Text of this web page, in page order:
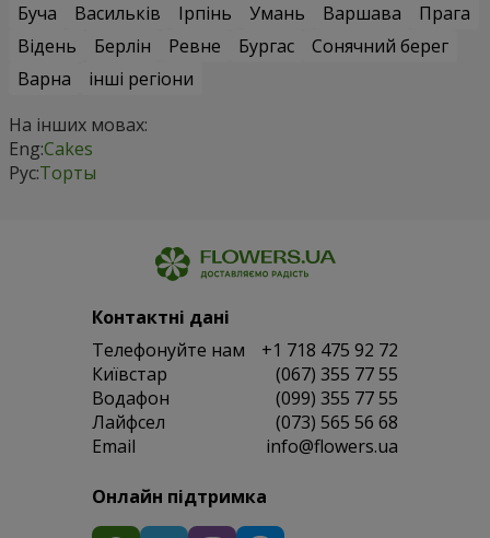
Буча
Васильків Ірпінь Умань Варшава
Прага
Відень
Берлін Ревне Бургас
Сонячний берег
Варна
інші регіони
На інших мовах:
Eng:Cakes
Рус:Торты
Контактні дані
Телефонуйте нам
+1 718 475 92 72
Київстар
(067) 355 77 55
Водафон
(099) 355 77 55
Лайфсел
(073) 565 56 68
Email
info@flowers.ua
Онлайн підтримка